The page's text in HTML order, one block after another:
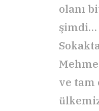
olanı
şimdi…
ve tam